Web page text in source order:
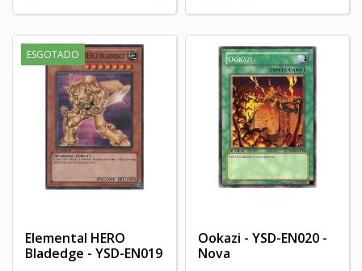
ESGOTADO
Elemental HERO
Bladedge - YSD-EN019
Ookazi - YSD-EN020 -
Nova